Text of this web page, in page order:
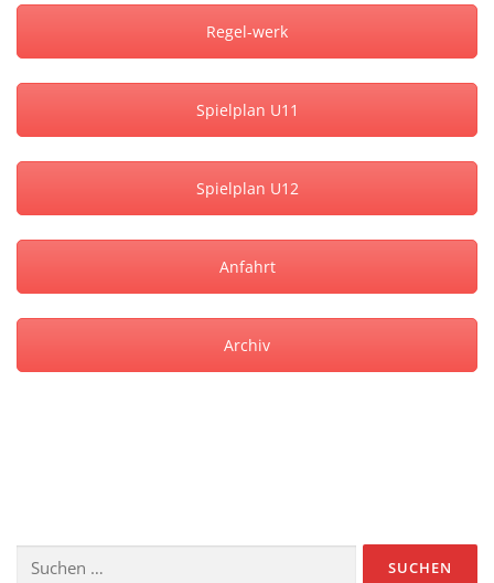
Regel-werk
Spielplan U11
Spielplan U12
Anfahrt
Archiv
nach: